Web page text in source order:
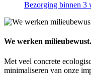
Bezorging binnen 3
We werken milieubewust.
Met veel concrete
minimaliseren van onze